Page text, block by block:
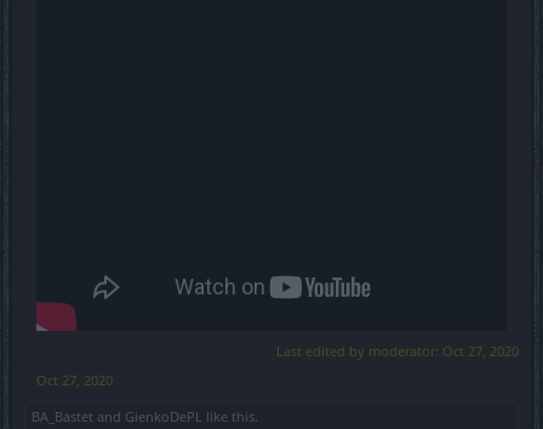
Last edited by moderator: Oct 27, 2020
Oct 27, 2020
BA_Bastet and GienkoDePL like this.